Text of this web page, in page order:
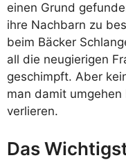
einen Grund
ihre Nachbarn zu
beim Bäcker
all die neugierigen
geschimpft. Aber
man damit
verlieren.
Das